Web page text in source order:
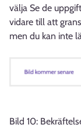
välja Se de
vidare till att
men du kan inte
Bild 10: